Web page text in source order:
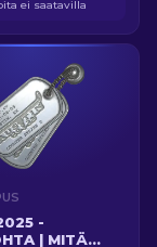
ei saatavilla
-
| MITÄ